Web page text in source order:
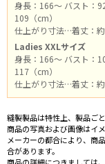
身長：166～ バスト：
109（cm）
仕上がり寸法…着丈：
Ladies XXLサイズ
身長：166～ バスト：
117（cm）
仕上がり寸法…着丈：
縫製製品は特性上、製品ご
商品の写真および画像はイ
メーカーの都合により、商
合があります。